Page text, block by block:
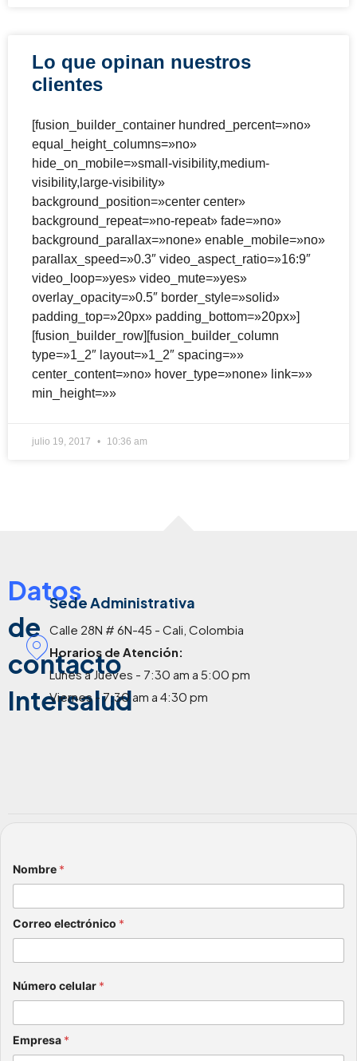
Lo que opinan nuestros
clientes
[fusion_builder_container hundred_percent=»no»
equal_height_columns=»no»
hide_on_mobile=»small-visibility,medium-
visibility,large-visibility»
background_position=»center center»
background_repeat=»no-repeat» fade=»no»
background_parallax=»none» enable_mobile=»no»
parallax_speed=»0.3″ video_aspect_ratio=»16:9″
video_loop=»yes» video_mute=»yes»
overlay_opacity=»0.5″ border_style=»solid»
padding_top=»20px» padding_bottom=»20px»]
[fusion_builder_row][fusion_builder_column
type=»1_2″ layout=»1_2″ spacing=»»
center_content=»no» hover_type=»none» link=»»
min_height=»»
julio 19, 2017 10:36 am
Datos
de
contacto
Intersalud
Sede Administrativa
Calle 28N # 6N-45 - Cali, Colombia
Horarios de Atención:
Lunes a Jueves - 7:30 am a 5:00 pm
Viernes - 7:30 am a 4:30 pm
Nombre *
Correo electrónico *
Número celular *
Empresa *